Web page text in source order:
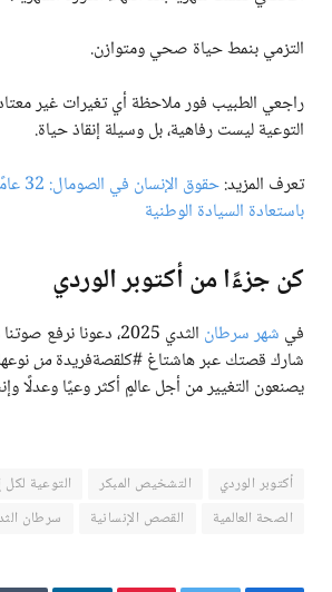
التزمي بنمط حياة صحي ومتوازن.
راجعي الطبيب فور ملاحظة أي تغيرات غير
التوعية ليست رفاهية، بل وسيلة إنقاذ حياة.
تعرف المزيد:
حقوق
باستعادة السيادة الوطنية
كن جزءًا من أكتوبر الوردي
في شهر سرطان الثدي 2025، دعونا نرفع صوتنا معًا.
شارك قصتك عبر هاشتاغ #كلقصةفريدةمن
يصنعون التغيير من أجل عالمٍ أكثر وعيًا وعدلًا
أكتوبر الوردي التشخيص المبكر
التوعية لكل
الصحة العالمية
القصص الإنسانية سرطان